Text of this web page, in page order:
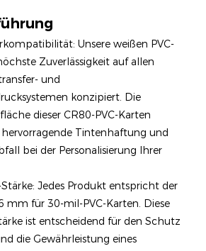
Unsere weißen PVC-
Zuverlässigkeit auf allen
und
konzipiert. Die
dieser CR80-PVC-Karten
Tintenhaftung und
bei der Personalisierung Ihrer
Jedes Produkt entspricht der
mm für 30-mil-PVC-Karten. Diese
ist entscheidend für den Schutz
die Gewährleistung eines